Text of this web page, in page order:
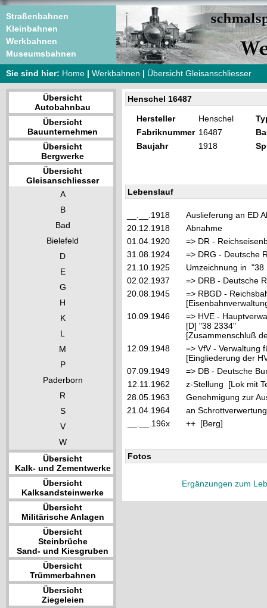
Straßenbahnen
Kleinbahnen
Werkbahnen
Museumsbahnen
Sie sind hier: Home | Werkbahnen | Übersicht Gleisanschliesser
Übersicht
Autobahnbau
Übersicht
Bauunternehmen
Übersicht
Bergwerke
Übersicht
Gleisanschliesser
A
B
Bad
Bielefeld
D
E
G
H
K
L
M
P
Paderborn
R
S
V
W
Übersicht
Kalk- und Zementwerke
Übersicht
Kalksandsteinwerke
Übersicht
Militärische Anlagen
Übersicht
Steinbrüche
Sand- und Kiesgruben
Übersicht
Trümmerbahnen
Übersicht
Ziegeleien
Henschel 16487
Hersteller Henschel
Fabriknummer 16487
Baujahr
1918
Lebenslauf
__.__.1918
Auslieferung an ED
20.12.1918
Abnahme
01.04.1920
=> DR -
31.08.1924
=> DRG - Deutsche
21.10.1925
Umzeichnung in
02.02.1937
=> DRB - Deutsche
20.08.1945
=> RBGD -
10.09.1946
=> HVE -
[D] "38 2334"
[Zusammenschluß
12.09.1948
=> VfV - Verwaltung
[Eingliederung der
07.09.1949
=> DB - Deutsche
12.11.1962
z-Stellung [Lok mit
28.05.1963
Genehmigung zur
21.04.1964
an
__.__.196x
++ [Berg]
Fotos
Ergänzungen zum